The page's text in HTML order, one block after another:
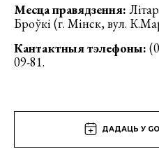
Месцаправядзення:
Броўкі (г. Мінск, вул.
Кантактныятэлефоны:
09-81.
ДАДАЦЬ У